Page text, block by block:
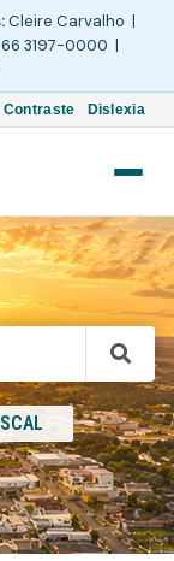
Cleire Carvalho |
66 3197-0000 |
Contraste Dislexia